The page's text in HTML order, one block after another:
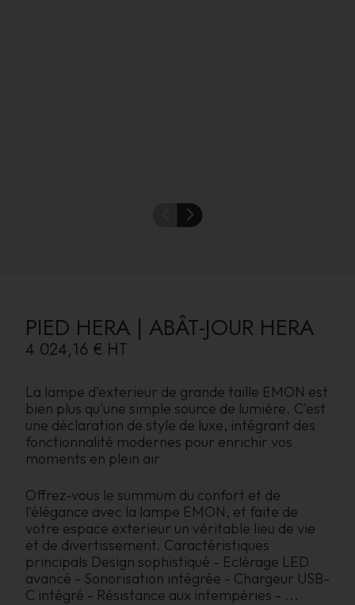
PIED HERA | ABÂT-JOUR HERA
4 024,16 € HT
La lampe d'exterieur de grande taille EMON est
bien plus qu'une simple source de lumière. C'est
une déclaration de style de luxe, intégrant des
fonctionnalité modernes pour enrichir vos
moments en plein air
Offrez-vous le summum du confort et de
l'élégance avec la lampe EMON, et faite de
votre espace exterieur un véritable lieu de vie
et de divertissement. Caractéristiques
principals Design sophistiqué - Eclérage LED
avancé - Sonorisation intégrée - Chargeur USB-
C intégré - Résistance aux intempéries - ...